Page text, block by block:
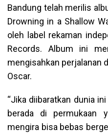
Bandung telah merilis
Drowning in a Shallow
oleh label rekaman
Records. Album ini
mengisahkan perjalanan
Oscar.
“Jika diibaratkan dunia
berada di permukaan
mengira bisa bebas